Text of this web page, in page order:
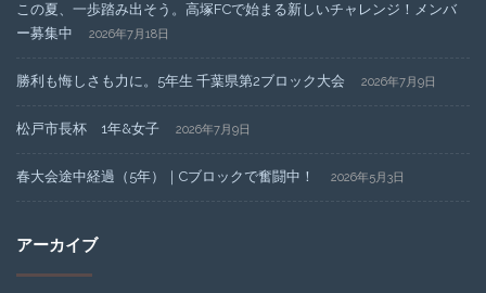
この夏、一歩踏み出そう。高塚FCで始まる新しいチャレンジ！メンバ
ー募集中
2026年7月18日
勝利も悔しさも力に。5年生 千葉県第2ブロック大会 2026年7月9日
松戸市長杯 1年&女子 2026年7月9日
春大会途中経過（5年）｜Cブロックで奮闘中！ 2026年5月3日
アーカイブ